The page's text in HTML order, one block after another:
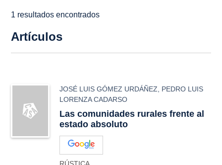
1 resultados encontrados
Artículos
JOSÉ LUIS GÓMEZ URDÁÑEZ
PEDRO LUIS
LORENZA CADARSO
Las comunidades rurales frente al
estado absoluto